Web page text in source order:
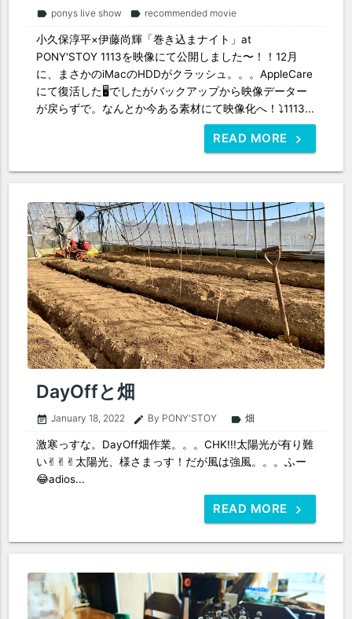
label ponys live show label recommended movie
小久保淳平×伊藤尚輝「巻き込まナイト」at
PONY'STOY 1113を映像にて公開しました〜！！12月
に、まさかのiMacのHDDがクラッシュ。。。AppleCare
にて復活した🖥でしたがバックアップから映像データー
が戻らずで。なんとか今ある素材にて映像化へ！⤵︎1113...
READ MORE
DayOffと畑
event_note January 18, 2022 edit By PONY'STOY label 畑
激寒っすな。DayOff畑作業。。。CHK!!!太陽光が有り難
い✌︎✌︎✌︎太陽光、様さまっす！だが風は強風。。。ふー
😂adios...
READ MORE